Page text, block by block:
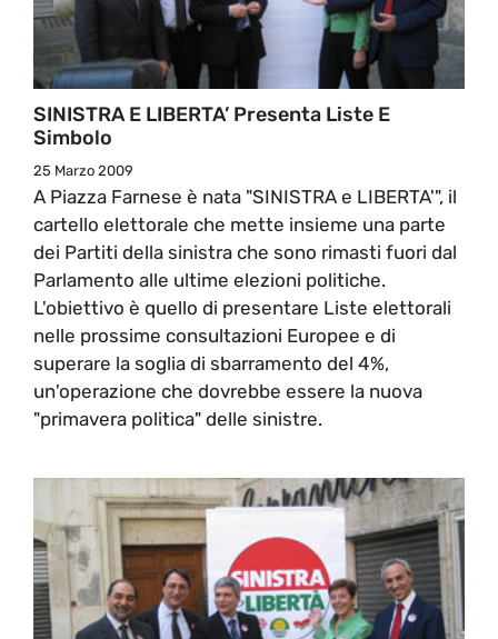
SINISTRA E LIBERTA’ Presenta Liste E
Simbolo
25 Marzo 2009
A Piazza Farnese è nata "SINISTRA e LIBERTA'", il
cartello elettorale che mette insieme una parte
dei Partiti della sinistra che sono rimasti fuori dal
Parlamento alle ultime elezioni politiche.
L'obiettivo è quello di presentare Liste elettorali
nelle prossime consultazioni Europee e di
superare la soglia di sbarramento del 4%,
un'operazione che dovrebbe essere la nuova
"primavera politica" delle sinistre.